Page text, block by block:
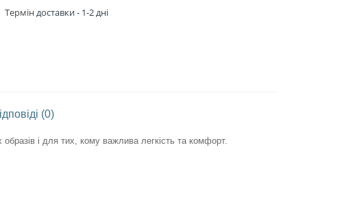
Терміндоставки - 1-2 дні
(0)
і для тих, кому важлива легкість та комфорт.